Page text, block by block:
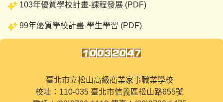
103年優質學校計畫-課程發展 (PDF)
99年優質學校計畫-學生學習 (PDF)
臺北市立松山高級商業家事職業學校
校址：110-035 臺北市信義區松山路655號